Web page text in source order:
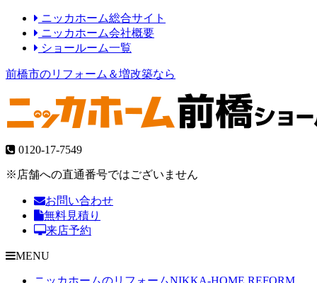
ニッカホーム総合サイト
ニッカホーム会社概要
ショールーム一覧
前橋市のリフォーム＆増改築なら
0120-17-7549
※店舗への直通番号ではございません
お問い合わせ
無料見積り
来店予約
MENU
ニッカホームのリフォームNIKKA-HOME REFORM